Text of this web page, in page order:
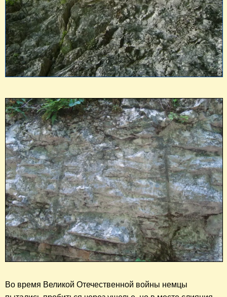
Во время Великой Отечественной войны немцы